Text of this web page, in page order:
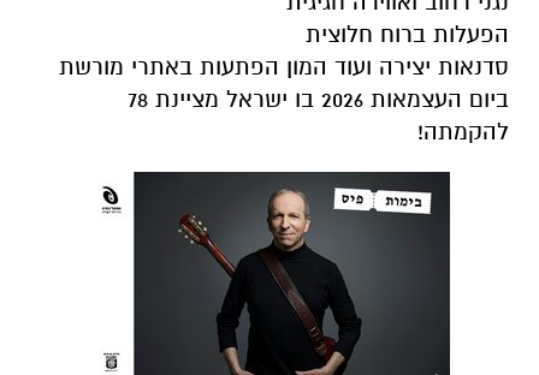
הפעלות ברוח חלוצית
סדנאות יצירה ועוד המון הפתעות באתרי מורשת
ביום העצמאות 2026 בו ישראל מציינת 78
להקמתה!